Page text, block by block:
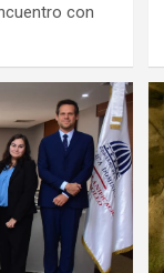
con